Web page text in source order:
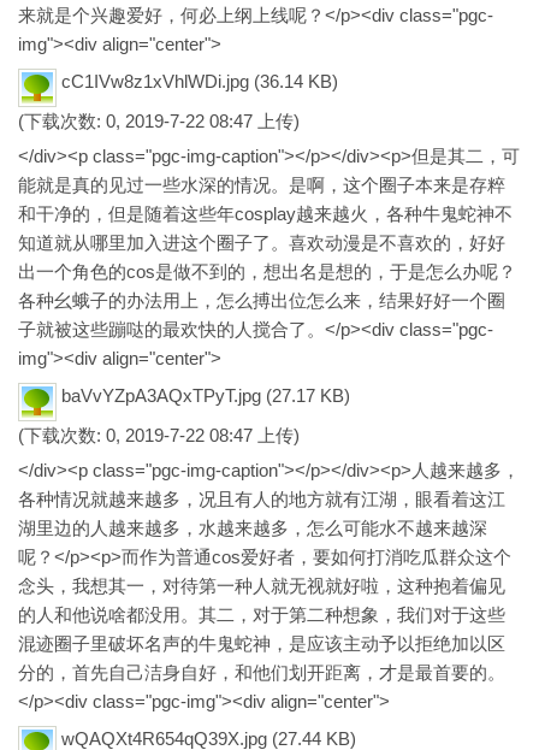
来就是个兴趣爱好，何必上纲上线呢？</p><div class="pgc-
img"><div align="center">
cC1IVw8z1xVhlWDi.jpg (36.14 KB)
(下载次数: 0, 2019-7-22 08:47 上传)
</div><p class="pgc-img-caption"></p></div><p>但是其二，可
能就是真的见过一些水深的情况。是啊，这个圈子本来是存粹
和干净的，但是随着这些年cosplay越来越火，各种牛鬼蛇神不
知道就从哪里加入进这个圈子了。喜欢动漫是不喜欢的，好好
出一个角色的cos是做不到的，想出名是想的，于是怎么办呢？
各种幺蛾子的办法用上，怎么搏出位怎么来，结果好好一个圈
子就被这些蹦哒的最欢快的人搅合了。</p><div class="pgc-
img"><div align="center">
baVvYZpA3AQxTPyT.jpg (27.17 KB)
(下载次数: 0, 2019-7-22 08:47 上传)
</div><p class="pgc-img-caption"></p></div><p>人越来越多，
各种情况就越来越多，况且有人的地方就有江湖，眼看着这江
湖里边的人越来越多，水越来越多，怎么可能水不越来越深
呢？</p><p>而作为普通cos爱好者，要如何打消吃瓜群众这个
念头，我想其一，对待第一种人就无视就好啦，这种抱着偏见
的人和他说啥都没用。其二，对于第二种想象，我们对于这些
混迹圈子里破坏名声的牛鬼蛇神，是应该主动予以拒绝加以区
分的，首先自己洁身自好，和他们划开距离，才是最首要的。
</p><div class="pgc-img"><div align="center">
wQAQXt4R654qQ39X.jpg (27.44 KB)